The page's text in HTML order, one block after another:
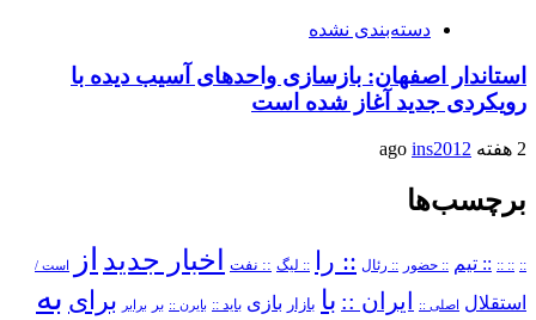
دسته‌بندی نشده
استاندار اصفهان: بازسازی واحدهای آسیب دیده با
رویکردی جدید آغاز شده است
2 هفته ago ins2012
برچسب‌ها
::
:: :: :: تیم :: حضور :: رئال :: را :: لیگ :: نفت اخبار جدید از است /
استقلال اصلی :: ایران :: با بازار بازی باید :: بایرن :: بر برابر برای به